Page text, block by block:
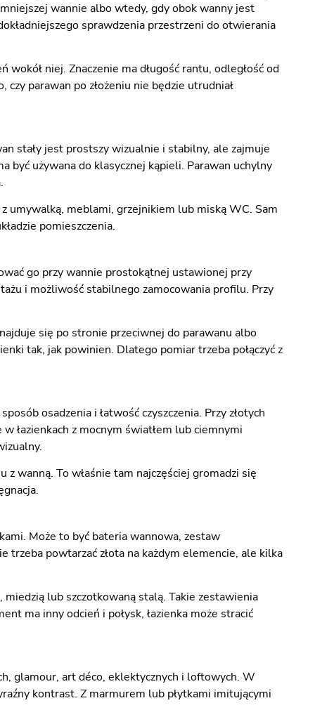
wannie albo wtedy, gdy obok wanny jest
sprawdzenia przestrzeni do otwierania
niej. Znaczenie ma długość rantu, odległość od
parawan po złożeniu nie będzie utrudniał
stały jest prostszy wizualnie i stabilny, ale zajmuje
być używana do klasycznej kąpieli. Parawan uchylny
umywalką, meblami, grzejnikiem lub miską WC. Sam
pomieszczenia.
go przy wannie prostokątnej ustawionej przy
i możliwość stabilnego zamocowania profilu. Przy
się po stronie przeciwnej do parawanu albo
tak, jak powinien. Dlatego pomiar trzeba połączyć z
osadzenia i łatwość czyszczenia. Przy złotych
łazienkach z mocnym światłem lub ciemnymi
wanną. To właśnie tam najczęściej gromadzi się
Może to być bateria wannowa, zestaw
trzeba powtarzać złota na każdym elemencie, ale kilka
miedzią lub szczotkowaną stalą. Takie zestawienia
ma inny odcień i połysk, łazienka może stracić
glamour, art déco, eklektycznych i loftowych. W
kontrast. Z marmurem lub płytkami imitującymi